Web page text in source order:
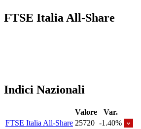
FTSE Italia All-Share
Indici Nazionali
Valore
Var.
FTSE Italia All-Share 25720 -1.40%